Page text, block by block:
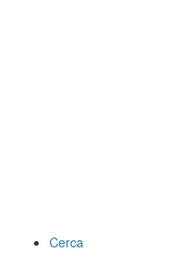
Cerca